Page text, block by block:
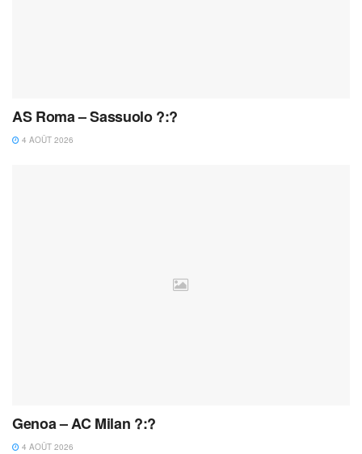
AS Roma – Sassuolo ?:?
4 AOÛT 2026
Genoa – AC Milan ?:?
4 AOÛT 2026